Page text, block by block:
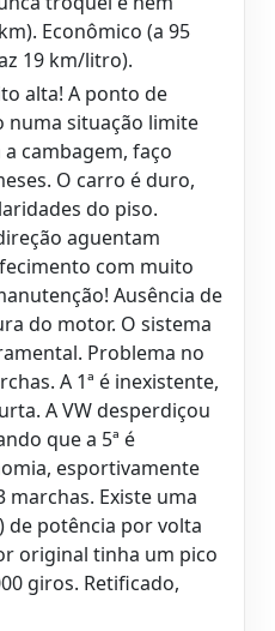
Econômico (a 95
19 km/litro).
alta! A ponto de
situação limite
cambagem, faço
O carro é duro,
do piso.
aguentam
com muito
Ausência de
do motor. O sistema
Problema no
A 1ª é inexistente,
A VW desperdiçou
que a 5ª é
esportivamente
Existe uma
de potência por volta
original tinha um pico
giros. Retificado,